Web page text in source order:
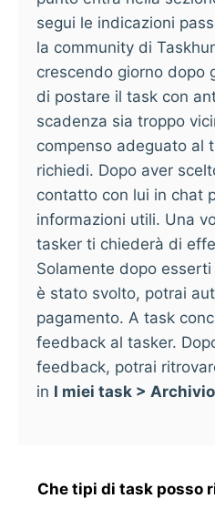
segui le indicazioni
la community di
crescendo giorno dopo
di postare il task con
scadenza sia troppo
compenso adeguato al
richiedi. Dopo aver
contatto con lui in chat
informazioni utili. Una
tasker ti chiederà di
Solamente dopo
è stato svolto, potrai
pagamento. A task
feedback al tasker.
feedback, potrai
in I miei task >
Che tipi di task posso